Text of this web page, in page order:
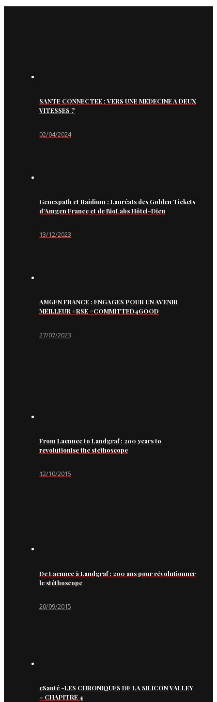
SANTE CONNECTEE : VERS UNE MEDECINE A DEUX
VITESSES ?
02/04/2024
Genexpath et Raidium : Lauréats des Golden Tickets
d’Amgen France et de BioLabs Hôtel-Dieu
13/12/2023
AMGEN FRANCE : ENGAGES POUR UN AVENIR
MEILLEUR #RSE #COMMITTED4GOOD
27/07/2023
From Laennec to Landgraf : 200 years to
revolutionise the stethoscope
12/10/2015
De Laennec à Landgraf : 200 ans pour révolutionner
le stéthoscope
20/09/2015
eSanté -LES CHRONIQUES DE LA SILICON VALLEY
– CHAPITRE 4